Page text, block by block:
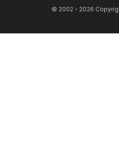
© 2002 - 2026